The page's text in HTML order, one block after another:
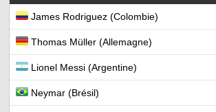
James Rodriguez (Colombie)
Thomas Müller (Allemagne)
Lionel Messi (Argentine)
Neymar (Brésil)